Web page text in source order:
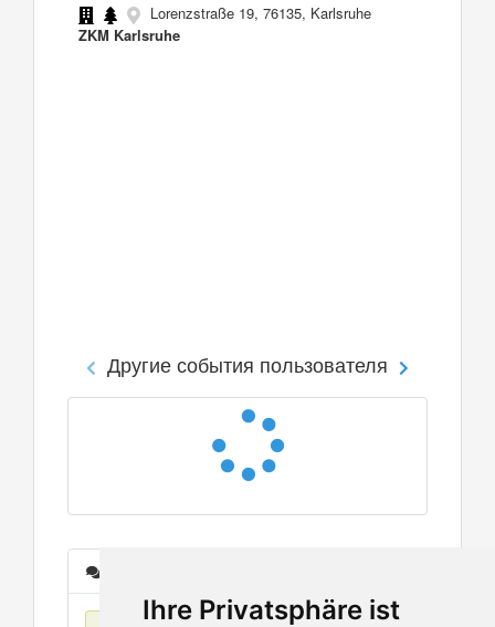
Ihre Privatsphäre ist
Lorenzstraße 19, 76135, Karlsruhe
ZKM Karlsruhe
Другие события пользователя